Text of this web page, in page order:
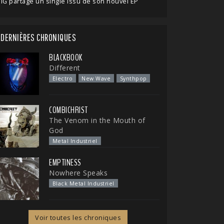
DERNIÈRES CHRONIQUES
BLACKBOOK
Different
Electro New Wave Synthpop
COMBICHRIST
The Venom in the Mouth of
God
Metal Industriel
EMPTINESS
Nowhere Speaks
Black Metal Industriel
Voir toutes les chroniques